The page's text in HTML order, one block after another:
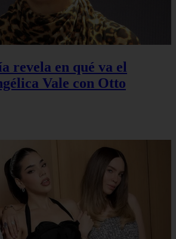
revela en qué va el
Vale con Otto